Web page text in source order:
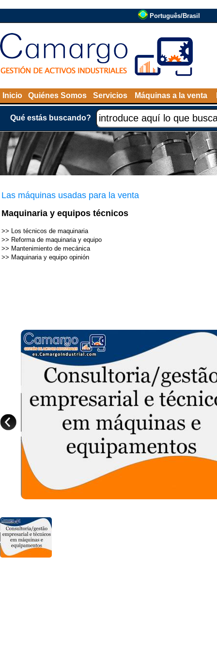
Português/Brasil
Inicio Quiénes Somos Servicios Máquinas a la venta
Qué estás buscando?
Las máquinas usadas para la venta
Maquinaria y equipos técnicos
>> Los técnicos de maquinaria
>> Reforma de maquinaria y equipo
>> Mantenimiento de mecánica
>> Maquinaria y equipo opinión